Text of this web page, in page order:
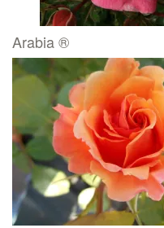
Arabia ®